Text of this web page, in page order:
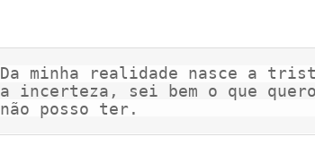
Da minha realidade nasce a
a incerteza, sei bem o que
não posso ter.